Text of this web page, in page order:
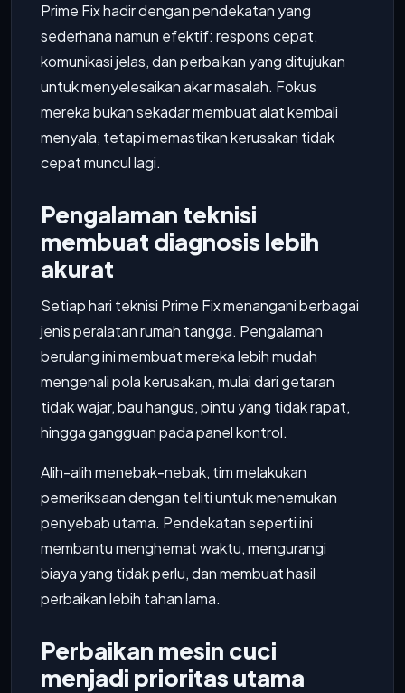
Prime Fix hadir dengan pendekatan yang
sederhana namun efektif: respons cepat,
komunikasi jelas, dan perbaikan yang ditujukan
untuk menyelesaikan akar masalah. Fokus
mereka bukan sekadar membuat alat kembali
menyala, tetapi memastikan kerusakan tidak
cepat muncul lagi.
Pengalaman teknisi
membuat diagnosis lebih
akurat
Setiap hari teknisi Prime Fix menangani berbagai
jenis peralatan rumah tangga. Pengalaman
berulang ini membuat mereka lebih mudah
mengenali pola kerusakan, mulai dari getaran
tidak wajar, bau hangus, pintu yang tidak rapat,
hingga gangguan pada panel kontrol.
Alih-alih menebak-nebak, tim melakukan
pemeriksaan dengan teliti untuk menemukan
penyebab utama. Pendekatan seperti ini
membantu menghemat waktu, mengurangi
biaya yang tidak perlu, dan membuat hasil
perbaikan lebih tahan lama.
Perbaikan mesin cuci
menjadi prioritas utama